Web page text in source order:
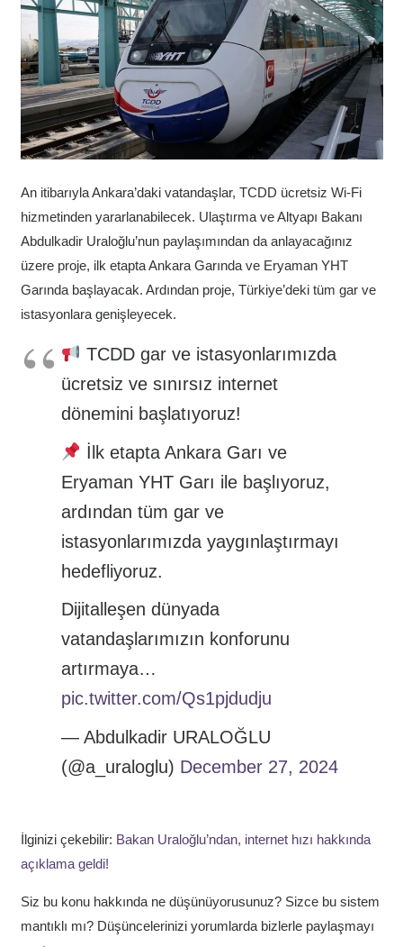
An itibarıyla Ankara’daki vatandaşlar, TCDD ücretsiz Wi-Fi
hizmetinden yararlanabilecek. Ulaştırma ve Altyapı Bakanı
Abdulkadir Uraloğlu’nun paylaşımından da anlayacağınız
üzere proje, ilk etapta Ankara Garında ve Eryaman YHT
Garında başlayacak. Ardından proje, Türkiye’deki tüm gar ve
istasyonlara genişleyecek.
TCDD gar ve istasyonlarımızda
ücretsiz ve sınırsız internet
dönemini başlatıyoruz!
İlk etapta Ankara Garı ve
Eryaman YHT Garı ile başlıyoruz,
ardından tüm gar ve
istasyonlarımızda yaygınlaştırmayı
hedefliyoruz.
Dijitalleşen dünyada
vatandaşlarımızın konforunu
artırmaya…
pic.twitter.com/Qs1pjdudju
— Abdulkadir URALOĞLU
(@a_uraloglu) December 27, 2024
İlginizi çekebilir: Bakan Uraloğlu’ndan, internet hızı hakkında
açıklama geldi!
Siz bu konu hakkında ne düşünüyorusunuz? Sizce bu sistem
mantıklı mı? Düşüncelerinizi yorumlarda bizlerle paylaşmayı